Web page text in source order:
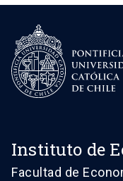
Instituto de
Facultad de